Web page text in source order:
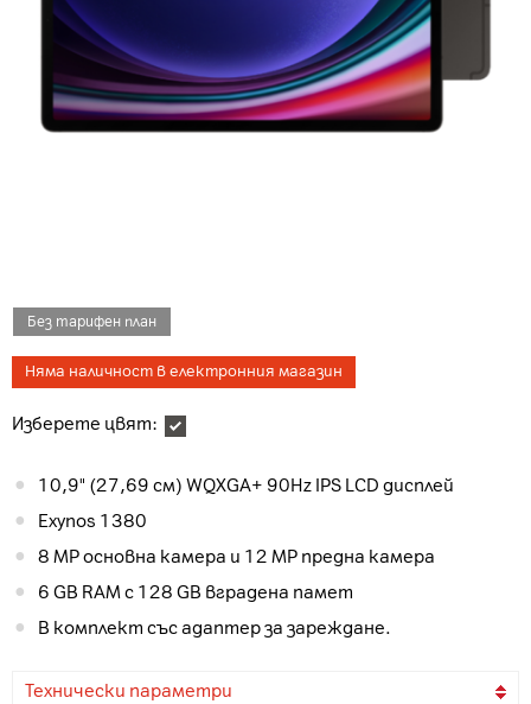
Без тарифен план
Няма наличност в електронния магазин
Изберете цвят:
10,9" (27,69 см) WQXGA+ 90Hz IPS LCD дисплей
Exynos 1380
8 MP основна камера и 12 MP предна камера
6 GB RAM с 128 GB вградена памет
В комплект със адаптер за зареждане.
Технически параметри